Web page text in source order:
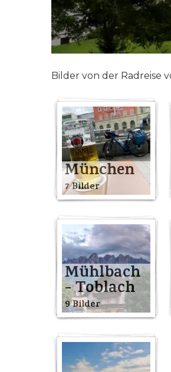
Bilder von der Radreise
München
7 Bilder
Mühlbach
- Toblach
9 Bilder